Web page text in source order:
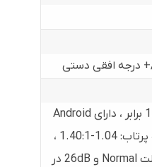
دارای زوم دیجیتال تا 1.35 برابر ، دارای Android
TV و Bluetooth ، نسبت پرتاب: 1.04-1.40:1 ،
نویز دستگاه 29dB در حالت Normal و 26dB در